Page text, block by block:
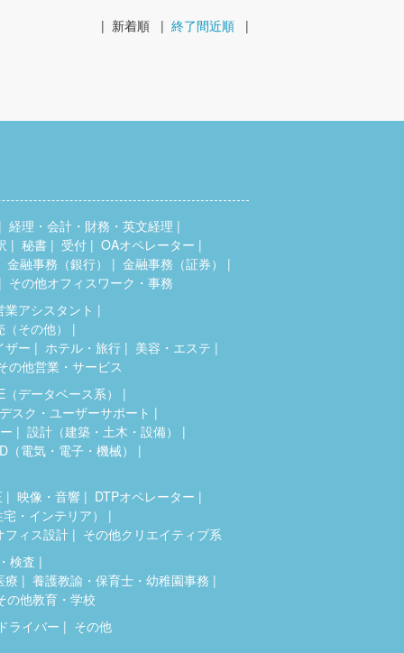
| 新着順 | 終了間近順 |
経理・会計・財務・英文経理
秘書 受付
OAオペレーター
金融事務（銀行）
金融事務（証券）
その他オフィスワーク・事務
業アシスタント
その他）
ザー
ホテル・旅行
美容・エステ
の他営業・サービス
（データベース系）
スク・ユーザーサポート
設計（建築・土木・設備）
（電気・電子・機械）
映像・音響
DTPオペレーター
・インテリア）
フィス設計
その他クリエイティブ系
検査
療
養護教諭・保育士・幼稚園事務
の他教育・学校
ライバー
その他